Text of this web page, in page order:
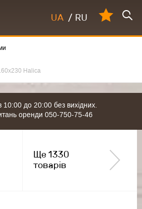
UA / RU
Halica
до 20:00 без вихідних.
оренди 050-750-75-46
Ще 1330
товарів